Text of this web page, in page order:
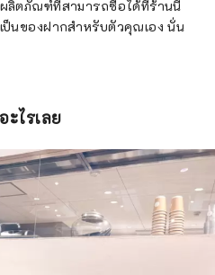
ผลิตภัณฑ์ที่สามารถซื้อได้ที่ร้านนี้
ป็นของฝากสำหรับตัวคุณเอง นั่น
ะไรเลย